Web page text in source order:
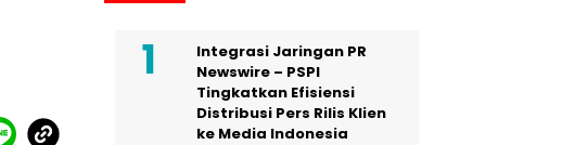
Integrasi Jaringan PR
Newswire – PSPI
Tingkatkan Efisiensi
Distribusi Pers Rilis Klien
ke Media Indonesia